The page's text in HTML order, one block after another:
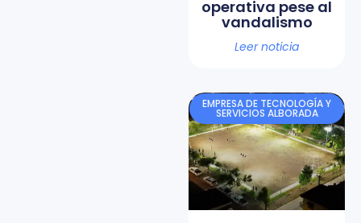
operativa pese al
vandalismo
Leer noticia
EMPRESA DE TECNOLOGÍA Y
SERVICIOS ALBORADA